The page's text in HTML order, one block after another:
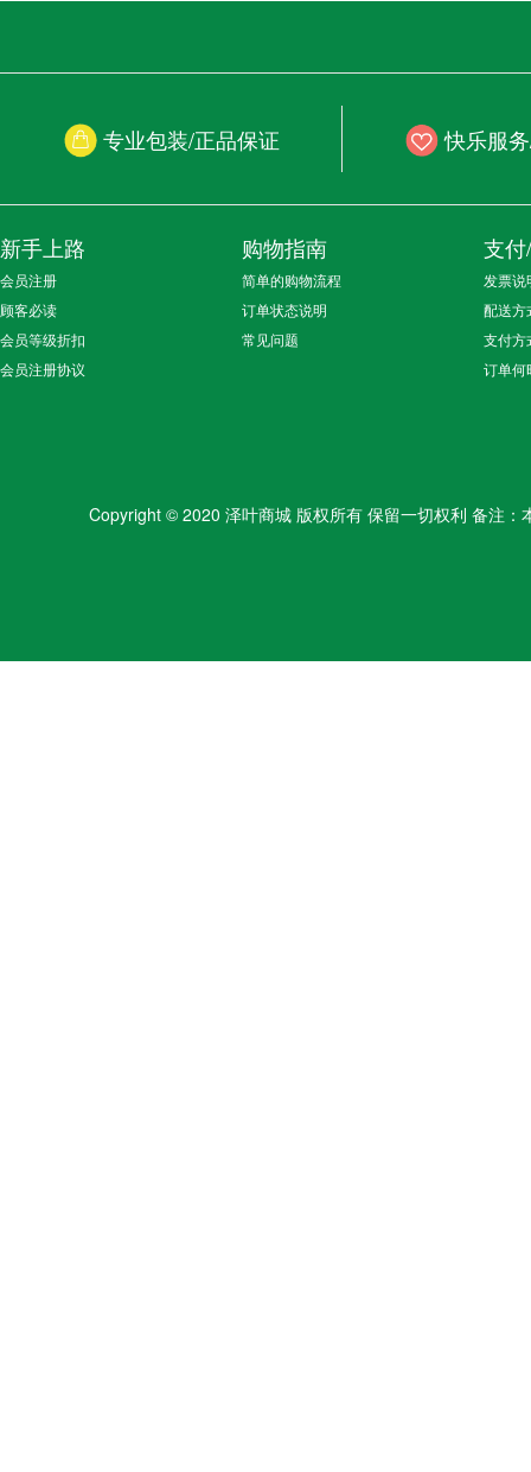
专业包装/正品保证 快乐服
新手上路
会员注册
顾客必读
会员等级折扣
会员注册协议
购物指南
简单的购物流程
订单状态说明
常见问题
支
发票说
配送方
支付方
订单何
Copyright © 2020 泽叶商城 版权所有 保留一切权利 备注